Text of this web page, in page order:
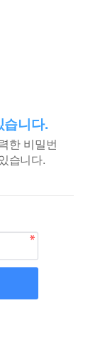
습니다.
한 비밀번
습니다.